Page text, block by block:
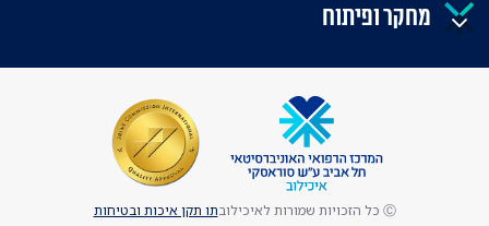
מחקר ופיתוח
Ⓒ כל הזכויות שמורות לאיכילוב תו תקן איכות ובטיחות